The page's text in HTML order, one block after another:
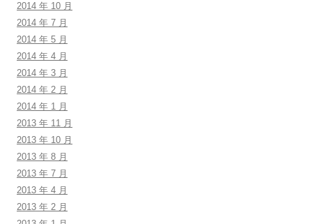
2014 年 10 月
2014 年 7 月
2014 年 5 月
2014 年 4 月
2014 年 3 月
2014 年 2 月
2014 年 1 月
2013 年 11 月
2013 年 10 月
2013 年 8 月
2013 年 7 月
2013 年 4 月
2013 年 2 月